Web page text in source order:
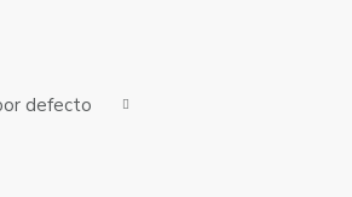
defecto